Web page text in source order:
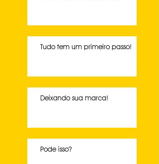
Tudo tem um primeiro passo!
Deixando sua marca!
Pode isso?